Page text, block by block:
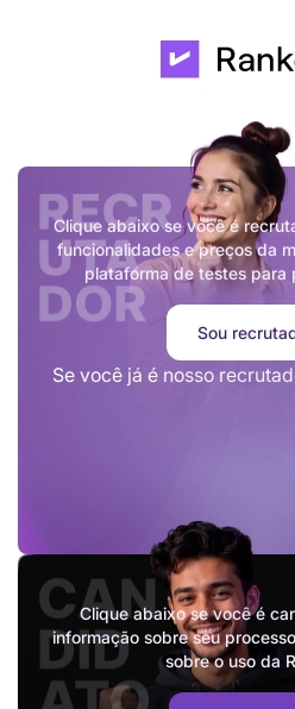
Clique abaixo se você é
funcionalidades e preços da
plataforma de testes para
Sou
Se você já é nosso
Clique abaixo se você é
informação sobre seu
sobre o uso da